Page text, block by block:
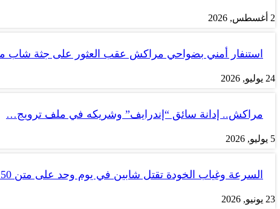
2 أغسطس, 2026
استنفار أمني بضواحي مراكش عقب العثور على جثة شاب
24 يوليو, 2026
مراكش.. إدانة سائق “إندرايف” وشريكه في ملف ترويج…
5 يوليو, 2026
السرعة وغياب الخودة تقتل شابين في يوم وحد على متن tank 50
23 يونيو, 2026